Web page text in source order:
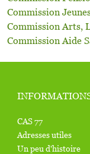
Commission
Commission Arts,
Commission Aide
CAS 77
Adresses utiles
Un peu d'histoire